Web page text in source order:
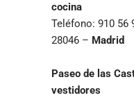
cocina
Teléfono: 910 56
28046 – Madrid
Paseo de las
vestidores